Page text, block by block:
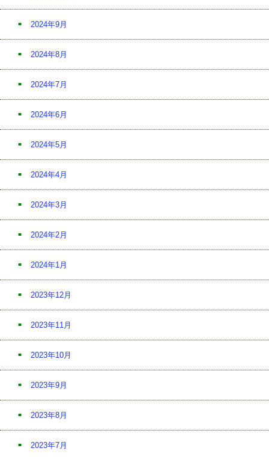
2024年9月
2024年8月
2024年7月
2024年6月
2024年5月
2024年4月
2024年3月
2024年2月
2024年1月
2023年12月
2023年11月
2023年10月
2023年9月
2023年8月
2023年7月